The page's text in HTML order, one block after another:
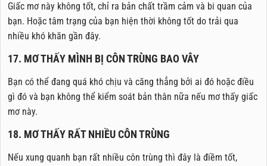
Giấc mơ này không tốt, chỉ ra bản chất trầm cảm và bi quan của
bạn. Hoặc tâm trạng của bạn hiện thời không tốt do trải qua
nhiều khó khăn gần đây.
17. MƠ THẤY MÌNH BỊ CÔN TRÙNG BAO VÂY
Bạn có thể đang quá khó chịu và căng thẳng bởi ai đó hoặc điều
gì đó và bạn không thể kiểm soát bản thân nữa nếu mơ thấy giấc
mơ này.
18. MƠ THẤY RẤT NHIỀU CÔN TRÙNG
Nếu xung quanh bạn rất nhiều côn trùng thì đây là điềm tốt,